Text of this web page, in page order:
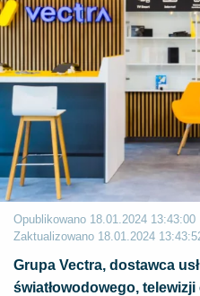
Opublikowano 18.01.2024 13:43:00
Zaktualizowano 18.01.2024
Grupa Vectra, dostawca
światłowodowego,